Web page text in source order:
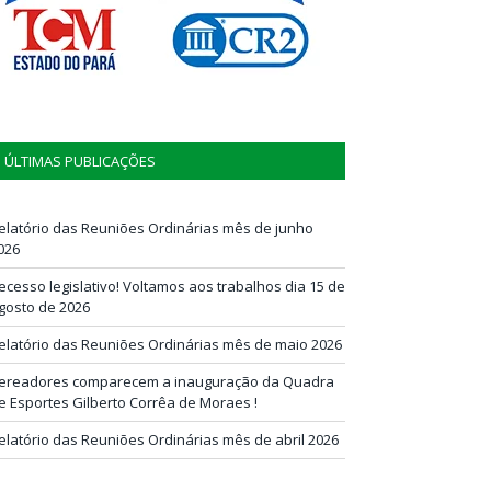
ÚLTIMAS PUBLICAÇÕES
das Reuniões Ordinárias mês de junho
legislativo! Voltamos aos trabalhos dia 15 de
de 2026
das Reuniões Ordinárias mês de maio 2026
comparecem a inauguração da Quadra
Esportes Gilberto Corrêa de Moraes !
das Reuniões Ordinárias mês de abril 2026